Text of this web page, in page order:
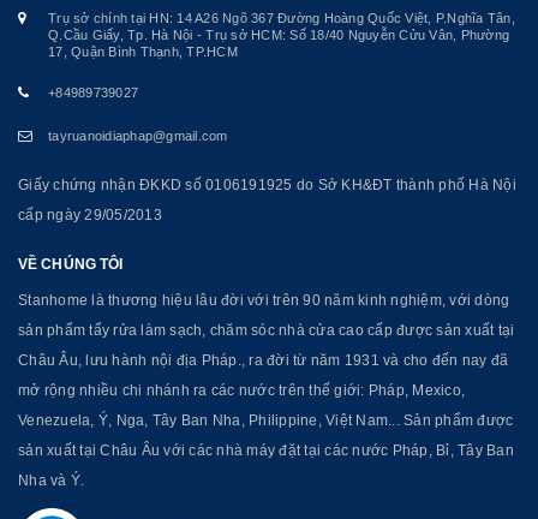
Trụ sở chính tại HN: 14 A26 Ngõ 367 Đường Hoàng Quốc Việt, P.Nghĩa Tân,
Q.Cầu Giấy, Tp. Hà Nội - Trụ sở HCM: Số 18/40 Nguyễn Cửu Vân, Phường
17, Quận Bình Thạnh, TP.HCM
+84989739027
tayruanoidiaphap@gmail.com
Giấy chứng nhận ĐKKD số 0106191925 do Sở KH&ĐT thành phố Hà Nội
cấp ngày 29/05/2013
VỀ CHÚNG TÔI
Stanhome là thương hiệu lâu đời với trên 90 năm kinh nghiệm, với dòng
sản phẩm tẩy rửa làm sạch, chăm sóc nhà cửa cao cấp được sản xuất tại
Châu Âu, lưu hành nội địa Pháp., ra đời từ năm 1931 và cho đến nay đã
mở rộng nhiều chi nhánh ra các nước trên thế giới: Pháp, Mexico,
Venezuela, Ý, Nga, Tây Ban Nha, Philippine, Việt Nam... Sản phẩm được
sản xuất tại Châu Âu với các nhà máy đặt tại các nước Pháp, Bỉ, Tây Ban
Nha và Ý.